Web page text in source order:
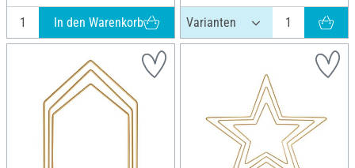
In den Warenkorb